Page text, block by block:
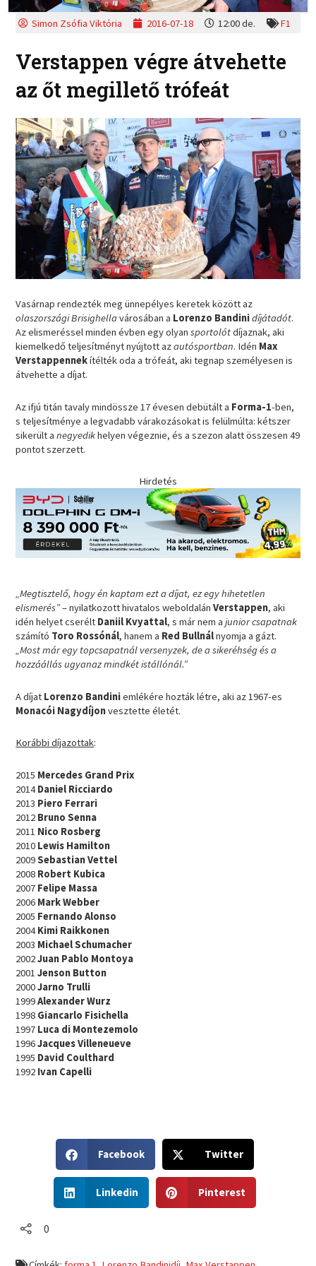
Simon Zsófia Viktória 2016-07-18 12:00 de. F1
Verstappen végre átvehette
az őt megillető trófeát
Vasárnap rendezték meg ünnepélyes keretek között az
olaszországi Brisighellavárosában a Lorenzo Bandinidíjátadót.
Az elismeréssel minden évben egy olyansportolótdíjaznak, aki
kiemelkedő teljesítményt nyújtott azautósportban. Idén Max
Verstappennekítélték oda a trófeát, aki tegnap személyesen is
átvehette a díjat.
Az ifjú titán tavaly mindössze 17 évesen debütált a Forma-1-ben,
s teljesítménye a legvadabb várakozásokat is felülmúlta: kétszer
sikerült anegyedikhelyen végeznie, és a szezon alatt összesen 49
pontot szerzett.
Hirdetés
„Megtisztelő, hogy én kaptam ezt a díjat, ez egy hihetetlen
elismerés”– nyilatkozott hivatalos weboldalánVerstappen, aki
idén helyet cserélt Daniil Kvyattal, s már nem ajunior csapatnak
számító Toro Rossónál, hanem a Red Bullnálnyomja a gázt.
„Most már egy topcsapatnál versenyzek, de a sikeréhség és a
hozzáállás ugyanaz mindkét istállónál.”
A díjat Lorenzo Bandiniemlékére hozták létre, aki az 1967-es
Monacói Nagydíjonvesztette életét.
Korábbi díjazottak:
2015 Mercedes Grand Prix
2014Daniel Ricciardo
2013 Piero Ferrari
2012 Bruno Senna
2011 Nico Rosberg
2010 Lewis Hamilton
2009Sebastian Vettel
2008 Robert Kubica
2007 Felipe Massa
2006 Mark Webber
2005 Fernando Alonso
2004Kimi Raikkonen
2003 Michael Schumacher
2002Juan Pablo Montoya
2001Jenson Button
2000Jarno Trulli
1999Alexander Wurz
1998 Giancarlo Fisichella
1997 Luca di Montezemolo
1996Jacques Villeneueve
1995 David Coulthard
1992 Ivan Capelli
h
r
Facebook
h
Twitter
h
Linkedin
h
Pinterest
0